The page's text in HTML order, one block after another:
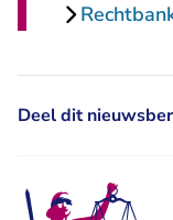
Deel dit